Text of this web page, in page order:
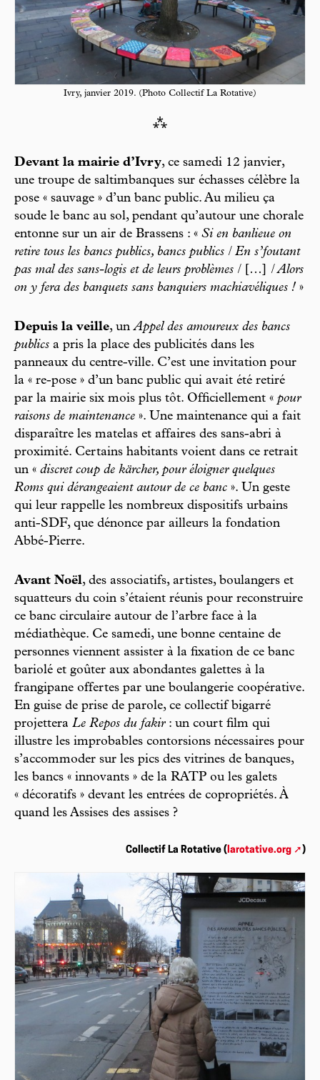
Ivry, janvier 2019. (Photo Collectif La Rotative)
⁂
Devant la mairie d’Ivry, ce samedi 12 janvier,
une troupe de saltimbanques sur échasses célèbre la
pose « sauvage » d’un banc public. Au milieu ça
soude le banc au sol, pendant qu’autour une chorale
entonne sur un air de Brassens : « Si en banlieue on
retire tous les bancs publics, bancs publics / En s’foutant
pas mal des sans-logis et de leurs problèmes /
[…] / Alors
on y fera des banquets sans banquiers machiavéliques ! »
Depuis la veille, unAppel des amoureux des bancs
publics a pris la place des publicités dans les
panneaux du centre-ville. C’est une invitation pour
la « re-pose » d’un banc public qui avait été retiré
par la mairie six mois plus tôt. Officiellement « pour
raisons de maintenance ». Une maintenance qui a fait
disparaître les matelas et affaires des sans-abri à
proximité. Certains habitants voient dans ce retrait
un « discret coup de kärcher, pour éloigner quelques
Roms qui dérangeaient autour de ce banc ». Un geste
qui leur rappelle les nombreux dispositifs urbains
anti-SDF, que dénonce par ailleurs la fondation
Abbé-Pierre.
Avant Noël, des associatifs, artistes, boulangers et
squatteurs du coin s’étaient réunis pour reconstruire
ce banc circulaire autour de l’arbre face à la
médiathèque. Ce samedi, une bonne centaine de
personnes viennent assister à la fixation de ce banc
bariolé et goûter aux abondantes galettes à la
frangipane offertes par une boulangerie coopérative.
En guise de prise de parole, ce collectif bigarré
projettera Le Repos du fakir: un court film qui
illustre les improbables contorsions nécessaires pour
s’accommoder sur les pics des vitrines de banques,
les bancs « innovants » de la RATP ou les galets
« décoratifs » devant les entrées de copropriétés. À
quand les Assises des assises ?
Collectif La Rotative (larotative.org )